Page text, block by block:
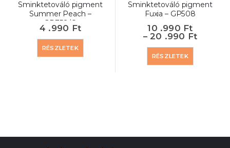
Sminktetováló pigment
Summer Peach –
GP758/O
4 .990 Ft
RÉSZLETEK
Sminktetováló pigment
Fuxia – GP508
10 .990 Ft
–20 .990 Ft
RÉSZLETEK